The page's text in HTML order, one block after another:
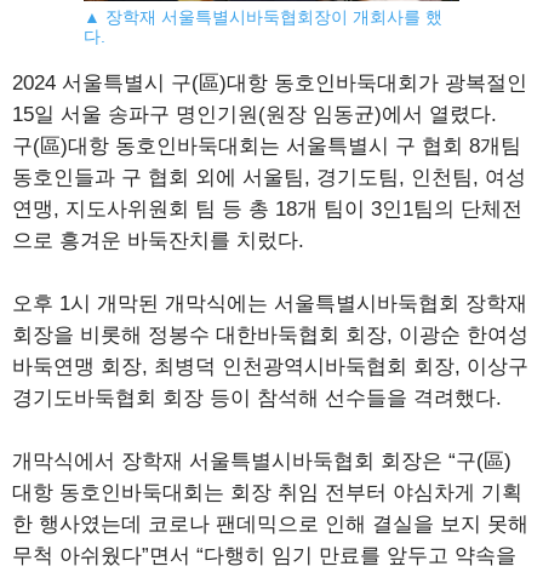
▲ 장학재 서울특별시바둑협회장이 개회사를 했
다.
2024 서울특별시 구(區)대항 동호인바둑대회가 광복절인
15일 서울 송파구 명인기원(원장 임동균)에서 열렸다.
구(區)대항 동호인바둑대회는 서울특별시 구 협회 8개팀
동호인들과 구 협회 외에 서울팀, 경기도팀, 인천팀, 여성
연맹, 지도사위원회 팀 등 총 18개 팀이 3인1팀의 단체전
으로 흥겨운 바둑잔치를 치렀다.
오후 1시 개막된 개막식에는 서울특별시바둑협회 장학재
회장을 비롯해 정봉수 대한바둑협회 회장, 이광순 한여성
바둑연맹 회장, 최병덕 인천광역시바둑협회 회장, 이상구
경기도바둑협회 회장 등이 참석해 선수들을 격려했다.
개막식에서 장학재 서울특별시바둑협회 회장은 “구(區)
대항 동호인바둑대회는 회장 취임 전부터 야심차게 기획
한 행사였는데 코로나 팬데믹으로 인해 결실을 보지 못해
무척 아쉬웠다”면서 “다행히 임기 만료를 앞두고 약속을